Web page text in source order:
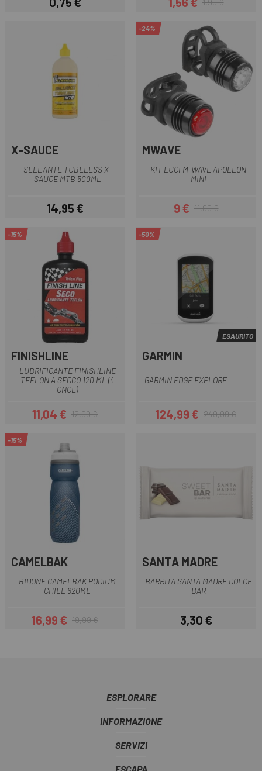
Prezzo Prezzo
Prezzo base
1,95 €
X-SAUCE
SELLANTE TUBELESS X-
SAUCE MTB 500ML
Prezzo
14,95 €
-24%
MWAVE
KIT LUCI M-WAVE APOLLON
MINI
Prezzo
9 € Prezzo base
11,90 €
-15%
FINISHLINE
LUBRIFICANTE FINISHLINE
TEFLON A SECCO 120 ML (4
ONCE)
Prezzo
11,04 €Prezzo base
12,99 €
-50%
ESAURITO
GARMIN
GARMIN EDGE EXPLORE
Prezzo
124,99 €Prezzo base
249,99 €
-15%
CAMELBAK
BIDONE CAMELBAK PODIUM
CHILL 620ML
Prezzo
16,99 €Prezzo base
19,99 €
SANTA MADRE
BARRITA SANTA MADRE DOLCE
BAR
Prezzo
3,30 €
ESPLORARE
INFORMAZIONE
SERVIZI